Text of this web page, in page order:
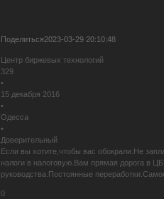
Поделиться2023-03-29 20:10:48
Центр биржевых технологий
329
•
15 декабря 2016
•
Одесса
•
Доверительный
Если вы хотите,чтобы вас обокрали.Не
налоги в налоговую.Вам прямая дорога в
руководства.Постоянные
0